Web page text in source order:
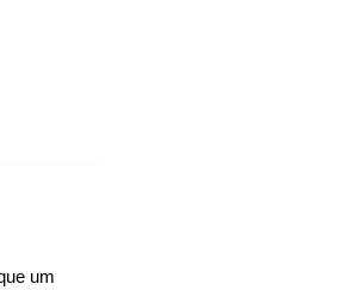
um